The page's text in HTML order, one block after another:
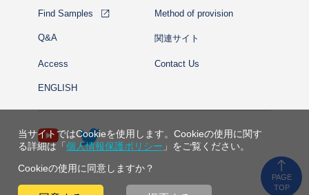
Find Samples Method of provision
Q&A 関連サイト
Access Contact Us
ENGLISH
PAGE
TOP
当サイトではCookieを使用します。Cookieの使用に関す
る詳細は「個人情報保護ポリシー 」をご覧ください。
Cookieの使用に同意しますか？